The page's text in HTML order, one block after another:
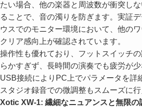
たい場合、他の楽器と周波数が衝突し
ることで、音の濁りを防ぎます。実証
ウスでのモニター環境において、他の
クリア感向上が確認されています。
操作性も優れており、フットスイッチ
らかすぎず、長時間の演奏でも疲労が少
USB接続によりPC上でパラメータを詳
スタジオ録音での微調整もスムーズに行
Xotic XW-1: 繊細なニュアンスと無限の